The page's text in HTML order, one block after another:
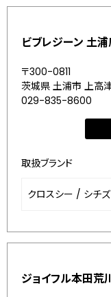
ビブレジーン 土
〒300-0811
茨城県 土浦市 上高
029-835-8600
取扱ブランド
クロスシー / シチ
ジョイフル本田荒